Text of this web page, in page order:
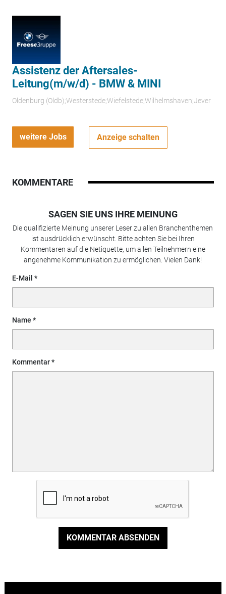
Assistenz der Aftersales-
Leitung(m/w/d) - BMW & MINI
Oldenburg (Oldb);Westerstede;Wiefelstede;Wilhelmshaven;Jever
weitere Jobs Anzeige schalten
KOMMENTARE
SAGEN SIE UNS IHRE MEINUNG
Die qualifizierte Meinung unserer Leser zu allen Branchenthemen
ist ausdrücklich erwünscht. Bitte achten Sie bei Ihren
Kommentaren auf die Netiquette, um allen Teilnehmern eine
angenehme Kommunikation zu ermöglichen. Vielen Dank!
E-Mail
Name
Kommentar
KOMMENTAR ABSENDEN